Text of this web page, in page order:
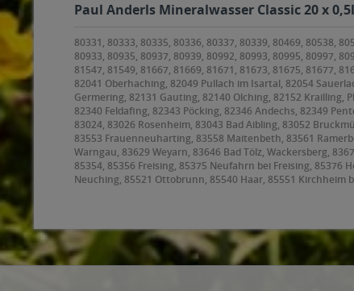
Paul Anderls Mineralwasser Classic 20 x
80331, 80333, 80335, 80336, 80337, 80339, 80469, 80538,
80933, 80935, 80937, 80939, 80992, 80993, 80995, 80997,
81547, 81549, 81667, 81669, 81671, 81673, 81675, 81677,
82041 Oberhaching, 82049 Pullach im Isartal, 82054
Germering, 82131 Gauting, 82140 Olching, 82152 Krailling,
82340 Feldafing, 82343 Pöcking, 82346 Andechs, 82349
83024, 83026 Rosenheim, 83043 Bad Aibling, 83052
83553 Frauenneuharting, 83558 Maitenbeth, 83561
Warngau, 83629 Weyarn, 83646 Bad Tölz, Wackersberg,
85354, 85356 Freising, 85375 Neufahrn bei Freising, 85376
Neuching, 85521 Ottobrunn, 85540 Haar, 85551 Kirchheim
Oberschleißheim, 85774 Unterföhring